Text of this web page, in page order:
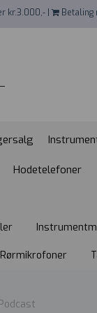
kr.3.000,- |
Hodetelefoner
Rørmikrofoner